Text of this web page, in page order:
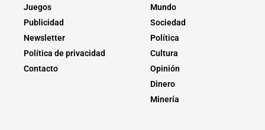
Juegos
Publicidad
Newsletter
Política de privacidad
Contacto
Mundo
Sociedad
Política
Cultura
Opinión
Dinero
Minería